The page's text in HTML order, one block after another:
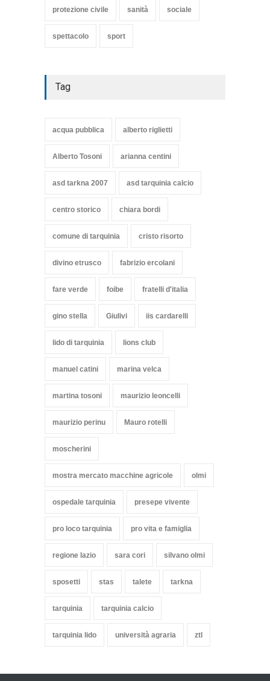
protezione civile sanità sociale
spettacolo sport
Tag
acqua pubblica alberto riglietti
Alberto Tosoni arianna centini
asd tarkna 2007 asd tarquinia calcio
centro storico chiara bordi
comune di tarquinia cristo risorto
divino etrusco fabrizio ercolani
fare verde foibe fratelli d'italia
gino stella Giulivi iis cardarelli
lido di tarquinia lions club
manuel catini marina velca
martina tosoni maurizio leoncelli
maurizio perinu Mauro rotelli
moscherini
mostra mercato macchine agricole olmi
ospedale tarquinia presepe vivente
pro loco tarquinia pro vita e famiglia
regione lazio sara cori silvano olmi
sposetti stas talete tarkna
tarquinia tarquinia calcio
tarquinia lido università agraria ztl